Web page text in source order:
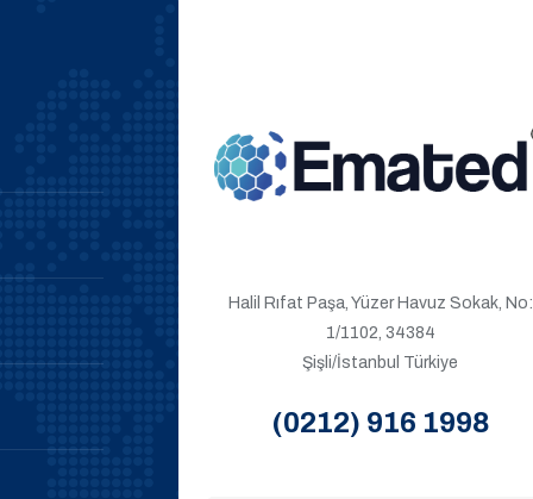
Halil Rıfat Paşa, Yüzer Havuz Sokak, No:
1/1102, 34384
Şişli/İstanbul Türkiye
(0212) 916 1998